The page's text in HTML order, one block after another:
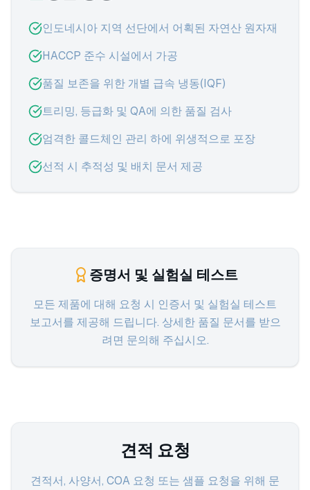
인도네시아 지역 선단에서 어획된 자연산 원자재
HACCP 준수 시설에서 가공
품질 보존을 위한 개별 급속 냉동(IQF)
트리밍, 등급화 및 QA에 의한 품질 검사
엄격한 콜드체인 관리 하에 위생적으로 포장
선적 시 추적성 및 배치 문서 제공
증명서 및 실험실 테스트
모든 제품에 대해 요청 시 인증서 및 실험실 테스트
보고서를 제공해 드립니다. 상세한 품질 문서를 받으
려면 문의해 주십시오.
견적 요청
견적서, 사양서, COA 요청 또는 샘플 요청을 위해 문